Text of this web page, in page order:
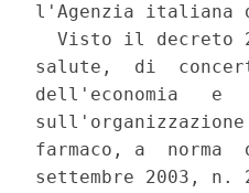
l'Agenzia italiana
Visto il decreto
salute,  di
dell'economia   e
farmaco, a
settembre 2003,